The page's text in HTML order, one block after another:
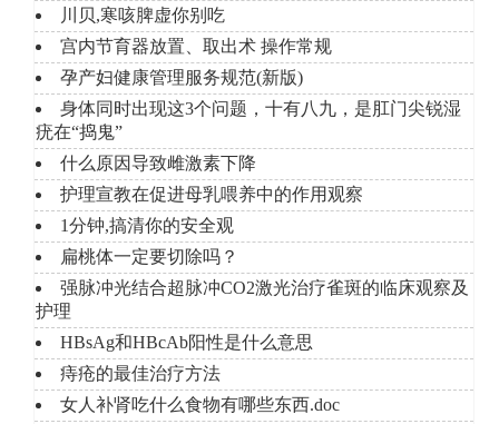
川贝,寒咳脾虚你别吃
宫内节育器放置、取出术 操作常规
孕产妇健康管理服务规范(新版)
身体同时出现这3个问题，十有八九，是肛门尖锐湿
疣在“捣鬼”
什么原因导致雌激素下降
护理宣教在促进母乳喂养中的作用观察
1分钟,搞清你的安全观
扁桃体一定要切除吗？
强脉冲光结合超脉冲CO2激光治疗雀斑的临床观察及
护理
HBsAg和HBcAb阳性是什么意思
痔疮的最佳治疗方法
女人补肾吃什么食物有哪些东西.doc